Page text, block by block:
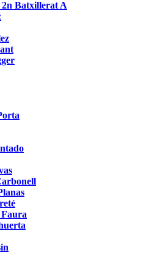
2n Batxillerat A
Faura